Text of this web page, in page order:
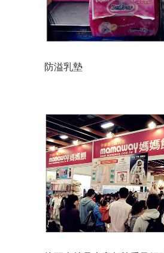
防溢乳墊